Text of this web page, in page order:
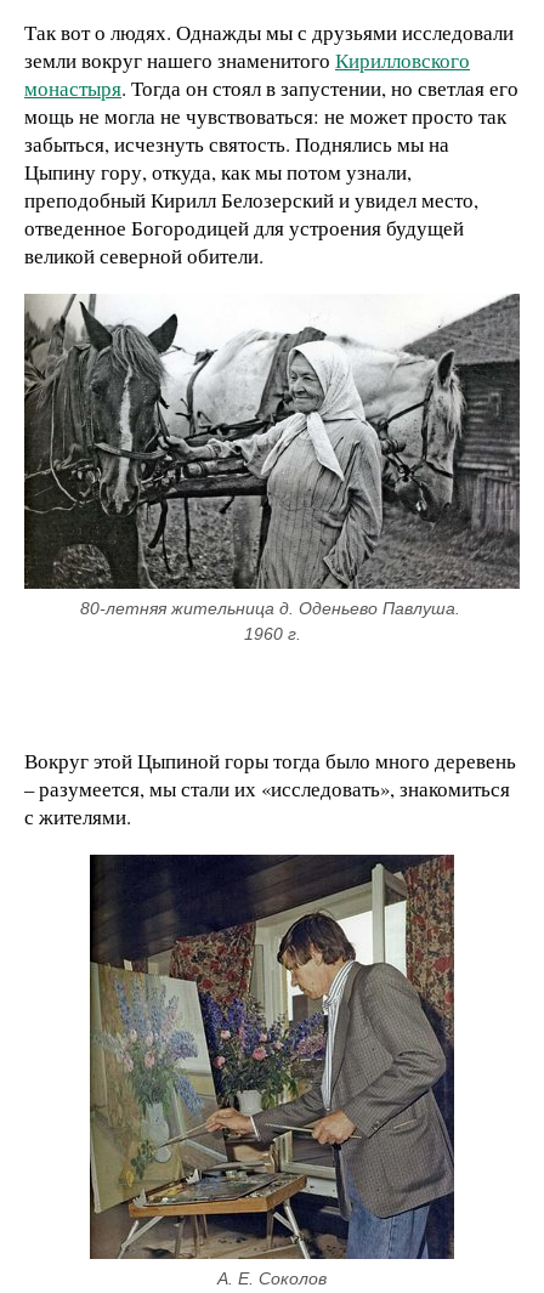
Так вот о людях. Однажды мы с друзьями исследовали
земли вокруг нашего знаменитого Кирилловского
монастыря. Тогда он стоял в запустении, но светлая его
мощь не могла не чувствоваться: не может просто так
забыться, исчезнуть святость. Поднялись мы на
Цыпину гору, откуда, как мы потом узнали,
преподобный Кирилл Белозерский и увидел место,
отведенное Богородицей для устроения будущей
великой северной обители.
80-летняя жительница д. Оденьево Павлуша.
1960 г.
Вокруг этой Цыпиной горы тогда было много деревень
– разумеется, мы стали их «исследовать», знакомиться
с жителями.
А. Е. Соколов